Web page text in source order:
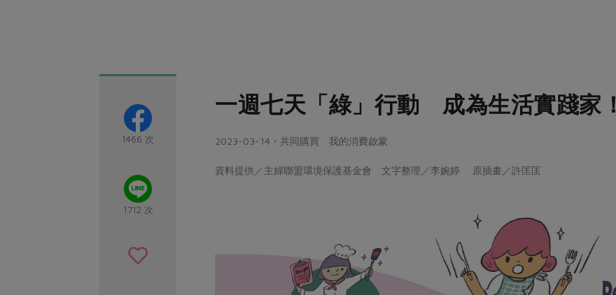
1466 次
1712 次
一週七天「綠」行動 成為生活實踐家！
2023-03-14・共同購買 我的消費啟蒙
資料提供／主婦聯盟環境保護基金會 文字整理／李婉婷 原插畫／許匡匡